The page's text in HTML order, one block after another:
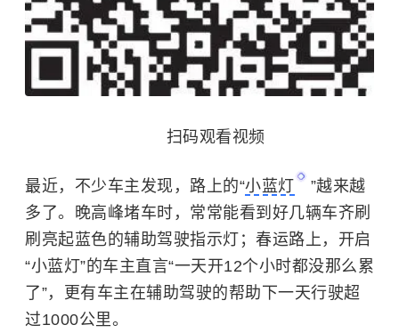
扫码观看视频
最近，不少车主发现，路上的“小蓝灯
”越来越
多了。晚高峰堵车时，常常能看到好几辆车齐刷
刷亮起蓝色的辅助驾驶指示灯；春运路上，开启
“小蓝灯”的车主直言“一天开12个小时都没那么累
了”，更有车主在辅助驾驶的帮助下一天行驶超
过1000公里。